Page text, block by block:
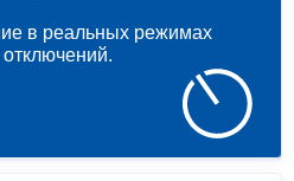
в реальных режимах